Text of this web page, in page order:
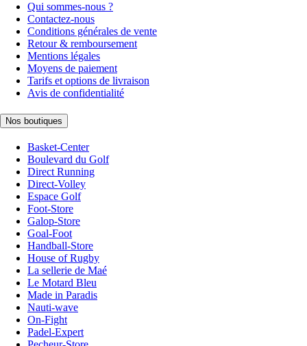
Qui sommes-nous ?
Contactez-nous
Conditions générales de vente
Retour & remboursement
Mentions légales
Moyens de paiement
Tarifs et options de livraison
Avis de confidentialité
Nos boutiques
Basket-Center
Boulevard du Golf
Direct Running
Direct-Volley
Espace Golf
Foot-Store
Galop-Store
Goal-Foot
Handball-Store
House of Rugby
La sellerie de Maé
Le Motard Bleu
Made in Paradis
Nauti-wave
On-Fight
Padel-Expert